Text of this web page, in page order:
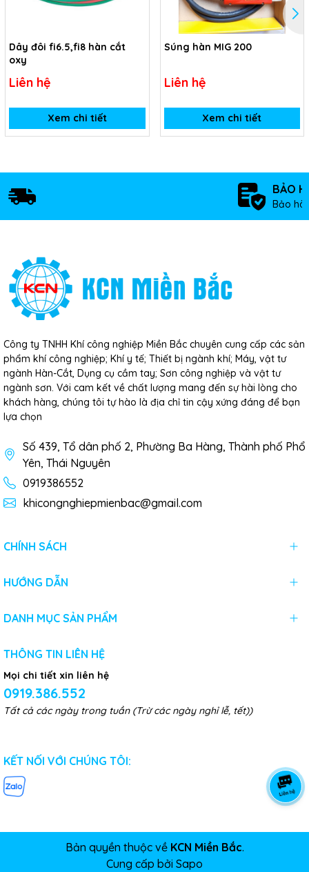
Dây đôi fi6.5,fi8 hàn cắt
oxy
Liên hệ
Xem chi tiết
Súng hàn MIG 200
Liên hệ
Xem chi tiết
BẢO
Bảo
Công ty TNHH Khí công nghiệp Miền Bắc chuyên cung cấp các sản
phẩm khí công nghiệp; Khí y tế; Thiết bị ngành khí; Máy, vật tư
ngành Hàn-Cắt, Dụng cụ cầm tay; Sơn công nghiệp và vật tư
ngành sơn. Với cam kết về chất lượng mang đến sự hài lòng cho
khách hàng, chúng tôi tự hào là địa chỉ tin cậy xứng đáng để bạn
lựa chọn
Số 439, Tổ dân phố 2, Phường Ba Hàng, Thành phố Phổ
Yên, Thái Nguyên
0919386552
khicongnghiepmienbac@gmail.com
CHÍNH SÁCH
HƯỚNG DẪN
DANH MỤC SẢN PHẨM
THÔNG TIN LIÊN HỆ
Mọi chi tiết xin liên hệ
0919.386.552
Tất cả các ngày trong tuần (Trừ các ngày nghỉ lễ, tết))
KẾT NỐI VỚI CHÚNG TÔI:
Bản quyền thuộc về KCN Miền Bắc.
Cung cấp bởi Sapo